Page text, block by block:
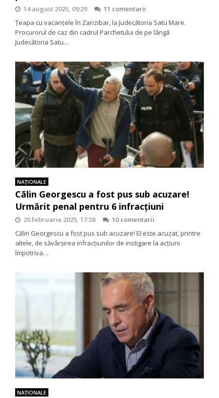
14 august 2025, 09:29
11 comentarii
Ţeapa cu vacanţele în Zanzibar, la Judecătoria Satu Mare.
Procurorul de caz din cadrul Parchetului de pe lângă
Judecătoria Satu…
NAŢIONALE
Călin Georgescu a fost pus sub acuzare!
Urmărit penal pentru 6 infracțiuni
26 februarie 2025, 17:38
10 comentarii
Călin Georgescu a fost pus sub acuzare! El este acuzat, printre
altele, de săvârșirea infracțiunilor de instigare la acțiuni
împotriva…
NAŢIONALE